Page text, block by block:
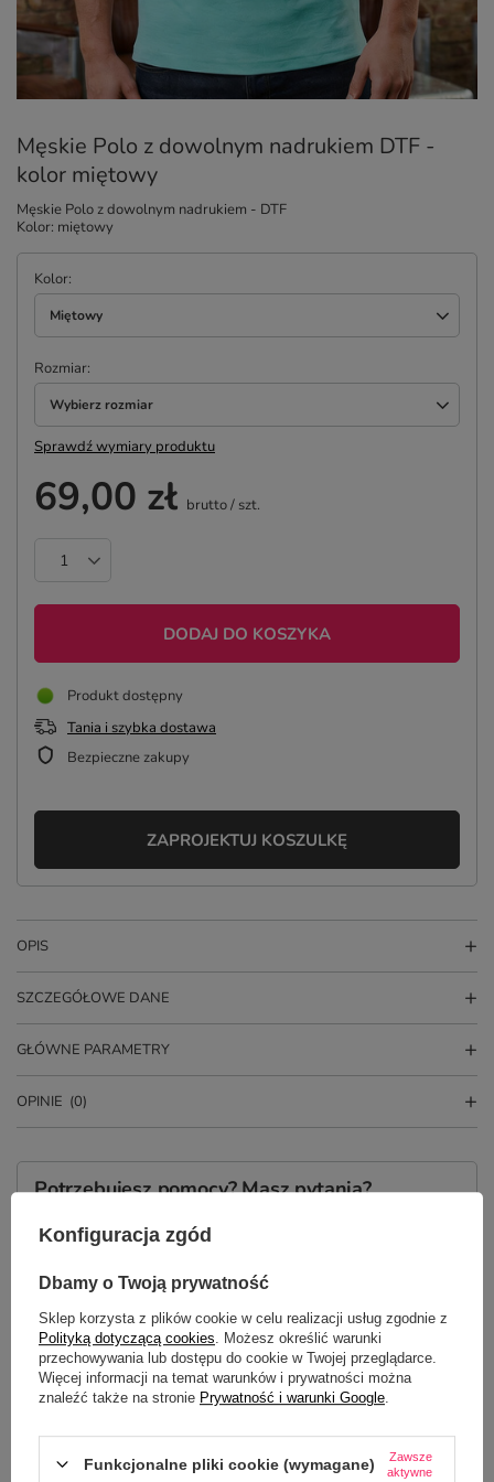
Męskie Polo z dowolnym nadrukiem DTF -
kolor miętowy
Męskie Polo z dowolnym nadrukiem - DTF
Kolor: miętowy
Kolor
Miętowy
Rozmiar
Wybierz rozmiar
Sprawdź wymiary produktu
69,00 zł brutto/ szt.
DODAJ DO KOSZYKA
Produkt dostępny
Tania i szybka dostawa
Bezpieczne zakupy
ZAPROJEKTUJ KOSZULKĘ
OPIS
SZCZEGÓŁOWE DANE
GŁÓWNE PARAMETRY
OPINIE (0)
Potrzebujesz pomocy? Masz pytania?
niezwłocznie, najciekawsze pytania i
odpowiedzi publikując dla innych.
Z NASZEGO BLOGA
poradnik
Konfiguracja zgód
Dbamy o Twoją prywatność
Sklep korzysta z plików cookie w celu realizacji usług zgodnie z
Polityką dotyczącą cookies . Możesz określić warunki
przechowywania lub dostępu do cookie w Twojej przeglądarce.
Więcej informacji na temat warunków i prywatności można
znaleźć także na stronie Prywatność i warunki Google
Funkcjonalne pliki cookie (wymagane)
Zawsze
aktywne